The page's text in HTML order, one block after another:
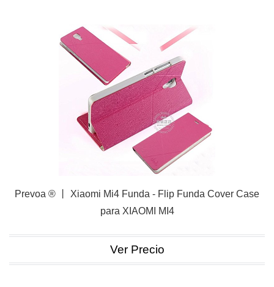
Prevoa ® 丨 Xiaomi Mi4 Funda - Flip Funda Cover Case
para XIAOMI MI4
Ver Precio